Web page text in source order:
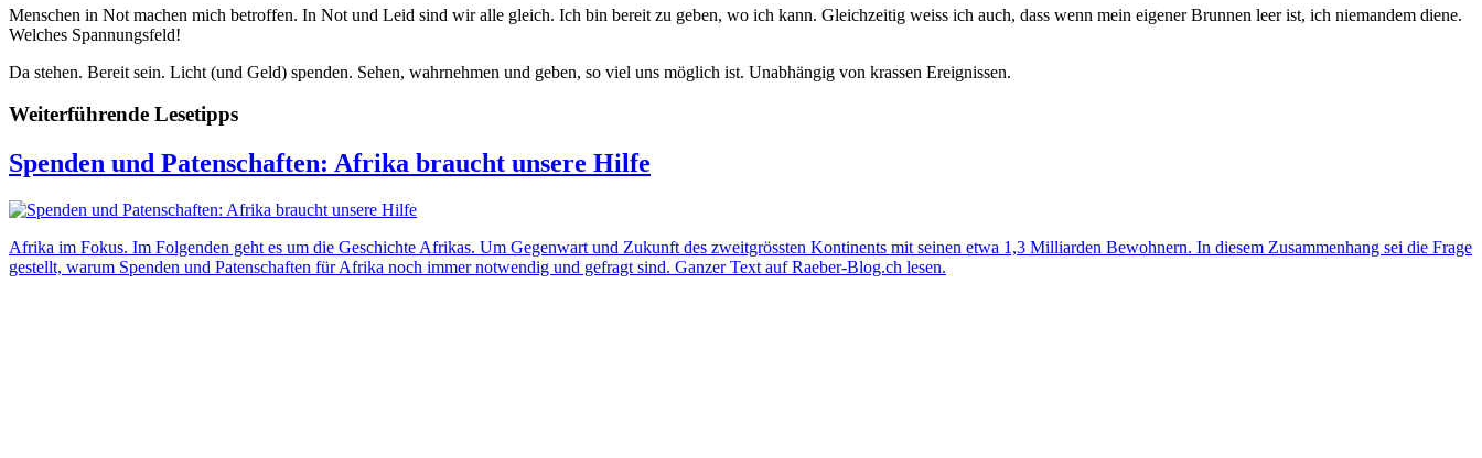
Menschen in Not machen mich betroffen. In Not und Leid sind wir alle gleich. Ich bin bereit zu geben, wo ich kann. Gleichzeitig weiss ich auch, dass wenn mein eigener Brunnen leer ist, ich niemandem diene.
Welches Spannungsfeld!
Da stehen. Bereit sein. Licht (und Geld) spenden. Sehen, wahrnehmen und geben, so viel uns möglich ist. Unabhängig von krassen Ereignissen.
Weiterführende Lesetipps
Spenden und Patenschaften: Afrika braucht unsere Hilfe
Afrika im Fokus. Im Folgenden geht es um die Geschichte Afrikas. Um Gegenwart und Zukunft des zweitgrössten Kontinents mit seinen etwa 1,3 Milliarden Bewohnern. In diesem Zusammenhang sei die Frage
gestellt, warum Spenden und Patenschaften für Afrika noch immer notwendig und gefragt sind. Ganzer Text auf Raeber-Blog.ch lesen.